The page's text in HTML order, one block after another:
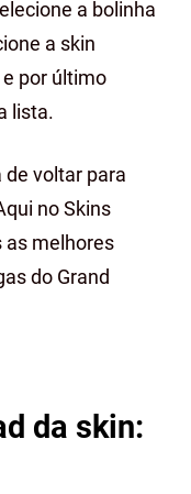
a bolinha
a skin
por último
lista.
de voltar para
no Skins
as melhores
do Grand
da skin: